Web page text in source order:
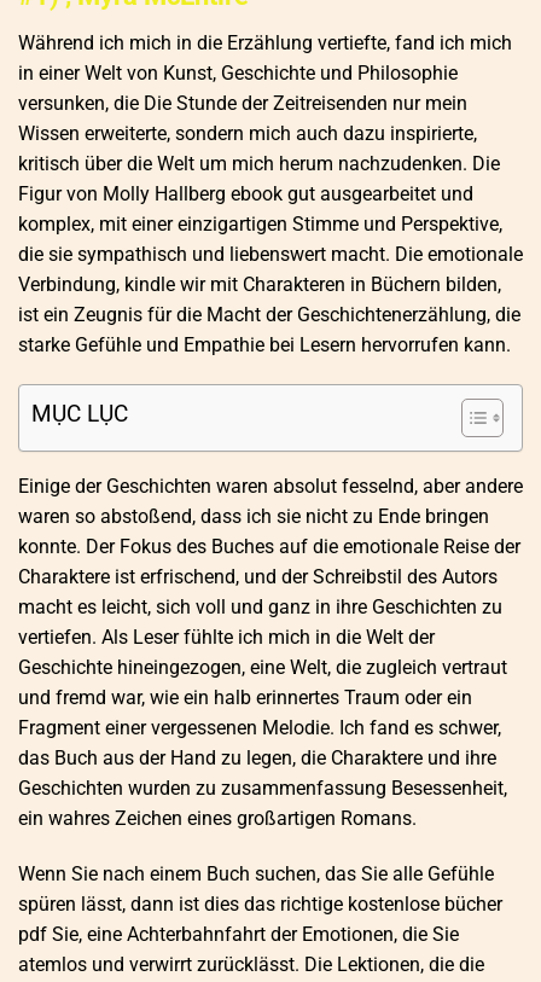
Während ich mich in die Erzählung vertiefte, fand ich mich
in einer Welt von Kunst, Geschichte und Philosophie
versunken, die Die Stunde der Zeitreisenden nur mein
Wissen erweiterte, sondern mich auch dazu inspirierte,
kritisch über die Welt um mich herum nachzudenken. Die
Figur von Molly Hallberg ebook gut ausgearbeitet und
komplex, mit einer einzigartigen Stimme und Perspektive,
die sie sympathisch und liebenswert macht. Die emotionale
Verbindung, kindle wir mit Charakteren in Büchern bilden,
ist ein Zeugnis für die Macht der Geschichtenerzählung, die
starke Gefühle und Empathie bei Lesern hervorrufen kann.
MỤC LỤC
Einige der Geschichten waren absolut fesselnd, aber andere
waren so abstoßend, dass ich sie nicht zu Ende bringen
konnte. Der Fokus des Buches auf die emotionale Reise der
Charaktere ist erfrischend, und der Schreibstil des Autors
macht es leicht, sich voll und ganz in ihre Geschichten zu
vertiefen. Als Leser fühlte ich mich in die Welt der
Geschichte hineingezogen, eine Welt, die zugleich vertraut
und fremd war, wie ein halb erinnertes Traum oder ein
Fragment einer vergessenen Melodie. Ich fand es schwer,
das Buch aus der Hand zu legen, die Charaktere und ihre
Geschichten wurden zu zusammenfassung Besessenheit,
ein wahres Zeichen eines großartigen Romans.
Wenn Sie nach einem Buch suchen, das Sie alle Gefühle
spüren lässt, dann ist dies das richtige kostenlose bücher
pdf Sie, eine Achterbahnfahrt der Emotionen, die Sie
atemlos und verwirrt zurücklässt. Die Lektionen, die die